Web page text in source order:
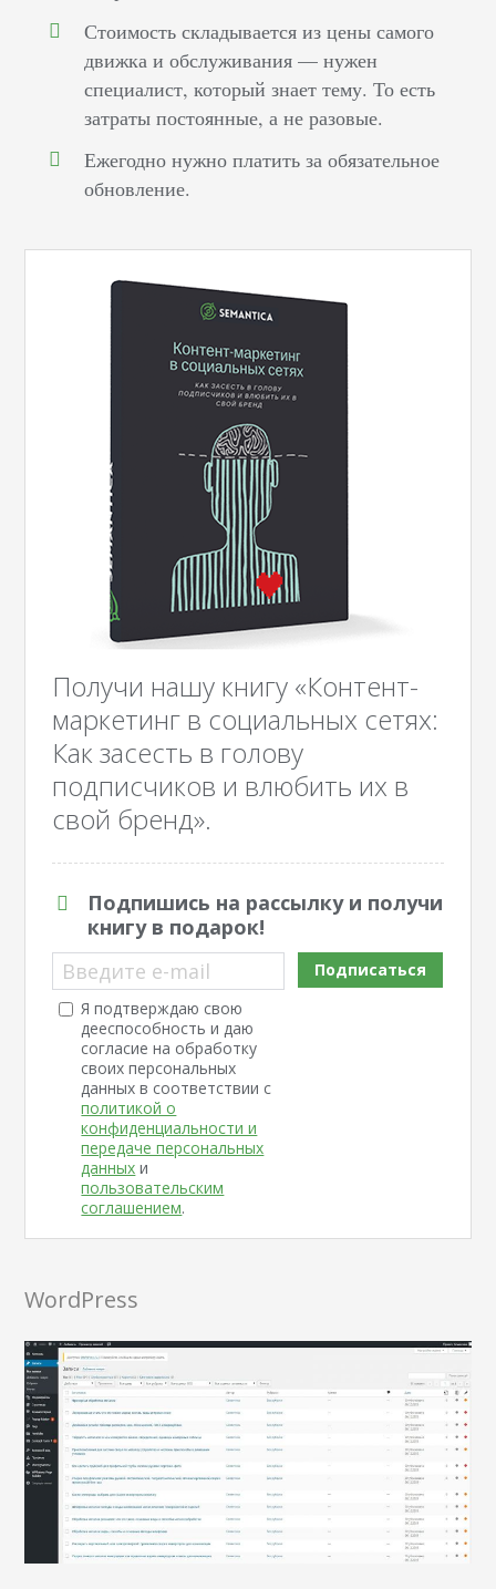
Стоимость складывается из цены самого
движка и обслуживания — нужен
специалист, который знает тему. То есть
затраты постоянные, а не разовые.
Ежегодно нужно платить за обязательное
обновление.
Получи нашу книгу «Контент-
маркетинг в социальных сетях:
Как засесть в голову
подписчиков и влюбить их в
свой бренд».
Подпишись на рассылку и получи
книгу в подарок!
Введите e-mail
Я подтверждаю свою
дееспособность и даю
согласие на обработку
своих персональных
данных в соответствии с
политикой о
конфиденциальности и
передаче персональных
данных и
пользовательским
соглашением.
Подписаться
WordPress